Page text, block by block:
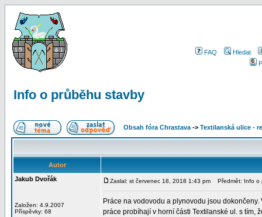
FAQ
Hledat
Info o průběhu stavby
Obsah fóra Chrastava -> Textilanská ulice -
Autor
Jakub Dvořák
Založen: 4.9.2007
Příspěvky: 68
Zaslal: st červenec 18, 2018 1:43 pm Předmět: Info o
Práce na vodovodu a plynovodu jsou
práce probíhají v horní části Textilanské ul. s tím,